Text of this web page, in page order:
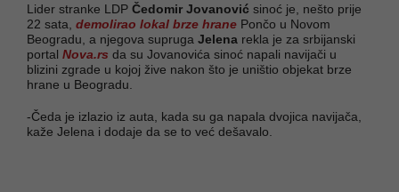
Lider stranke LDP Čedomir Jovanović sinoć je, nešto prije
22 sata, demolirao lokal brze hrane Pončo u Novom
Beogradu, a njegova supruga Jelena rekla je za srbijanski
portal Nova.rs da su Jovanovića sinoć napali navijači u
blizini zgrade u kojoj žive nakon što je uništio objekat brze
hrane u Beogradu.
-Čeda je izlazio iz auta, kada su ga napala dvojica navijača,
kaže Jelena i dodaje da se to već dešavalo.